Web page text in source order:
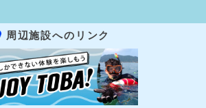
周辺施設へのリンク